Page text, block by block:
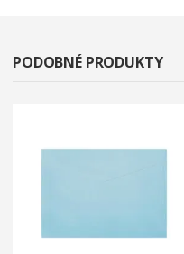
PODOBNÉ PRODUKTY